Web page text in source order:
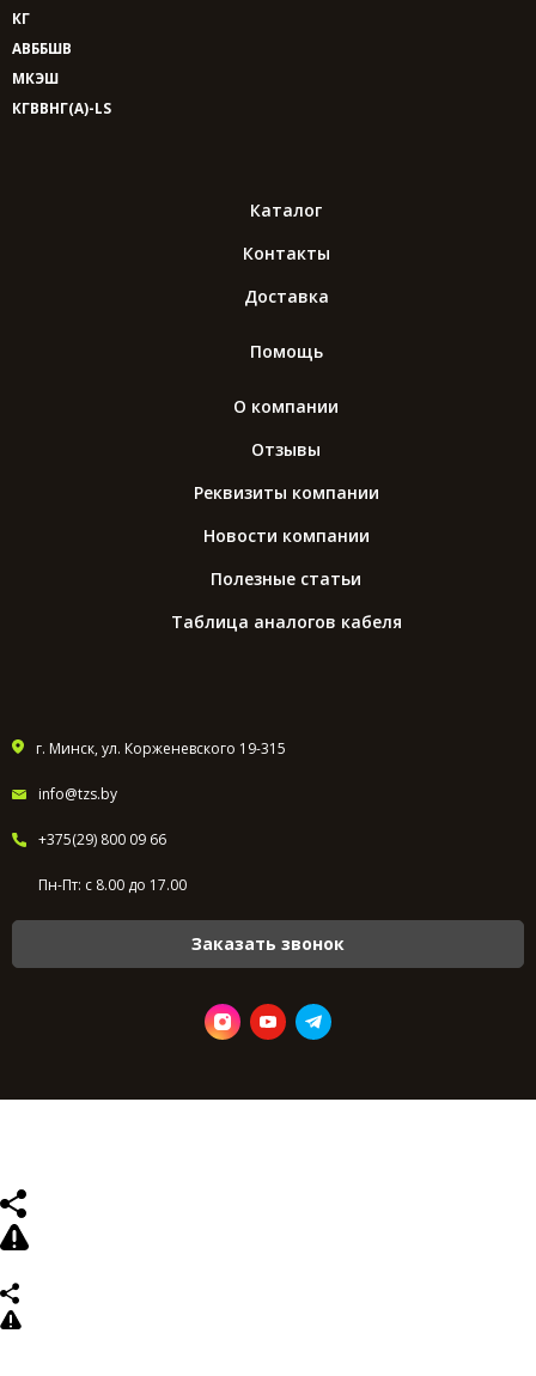
КГ
АВББШВ
МКЭШ
КГВВНГ(A)-LS
Каталог
Контакты
Доставка
Помощь
О компании
Отзывы
Реквизиты компании
Новости компании
Полезные статьи
Таблица аналогов кабеля
г. Минск, ул. Корженевского 19-315
info@tzs.by
+375(29) 800 09 66
Пн-Пт: с 8.00 до 17.00
Заказать звонок